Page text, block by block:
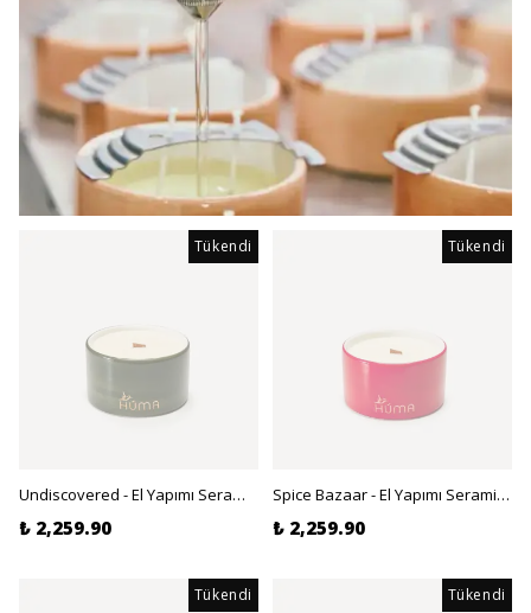
Tükendi
Undiscovered - El Yapımı Seramik, Soya Mumu - Egzotik Orman, Odunsu 300gr
₺ 2,259.90
Tükendi
Spice Bazaar - El Yapımı Seramik, Soya Mumu - Lokum, Tarçın, Paçuli 300gr
₺ 2,259.90
Tükendi Tükendi